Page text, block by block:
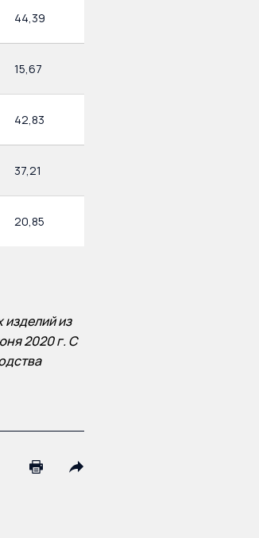
44,39
15,67
42,83
37,21
20,85
из
2020 г. С